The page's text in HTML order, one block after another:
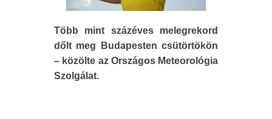
Több mint százéves melegrekord
dőlt meg Budapesten csütörtökön
– közölte az Országos Meteorológia
Szolgálat.